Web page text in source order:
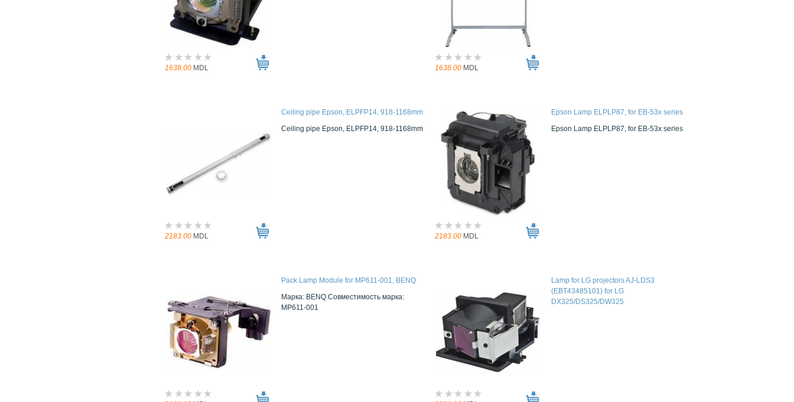
1638.00 MDL 1638.00 MDL
2183.00 MDL
Ceiling pipe Epson, ELPFP14, 918-1168mm
Ceiling pipe Epson, ELPFP14, 918-1168mm
2183.00 MDL
Epson Lamp ELPLP87, for EB-53x series
Epson Lamp ELPLP87, for EB-53x series
Pack Lamp Module for MP611-001, BENQ
Марка: BENQ Совместимость марка:
MP611-001
Lamp for LG projectors AJ-LDS3
(EBT43485101) for LG
DX325/DS325/DW325